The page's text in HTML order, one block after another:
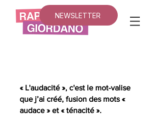
NEWSLETTER
« L'audacité », c'est le mot-valise
que j’ai créé, fusion des mots «
audace » et « ténacité ».